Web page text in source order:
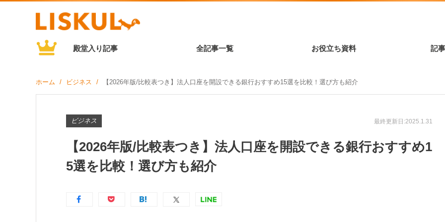
殿堂入り記事 全記事一覧 お役立ち資料 記
ホーム ビジネス 【2026年版/比較表つき】法人口座を開設できる銀行おすすめ15選を比較！選び方も紹介
ビジネス 最終更新日:2025.1.31
【2026年版/比較表つき】法人口座を開設できる銀行おすすめ1
5選を比較！選び方も紹介